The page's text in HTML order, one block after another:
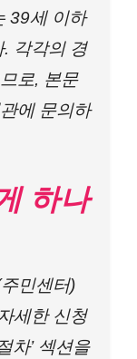
39세 이하
각각의 경
로, 본문
에 문의하
하나
민센터)
세한 신청
차’ 섹션을